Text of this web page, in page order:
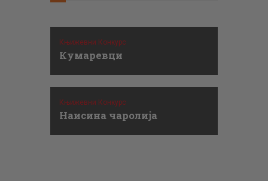
Књижевни Конкурс
Кумаревци
Књижевни Конкурс
Наисина чаролија